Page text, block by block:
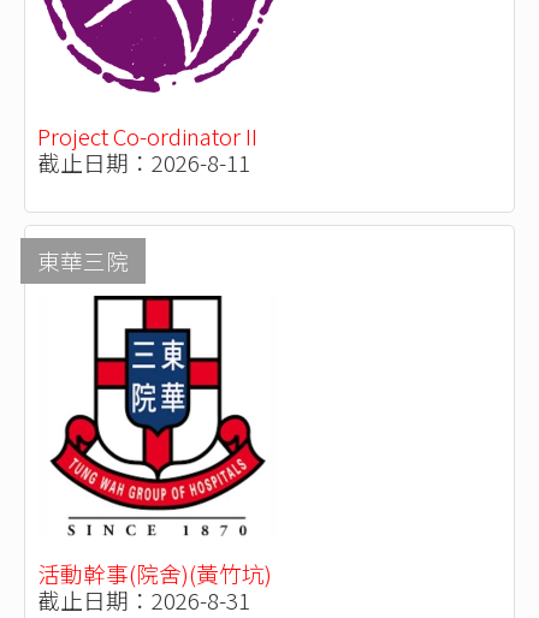
Project Co-ordinator II
截止日期：2026-8-11
東華三院
活動幹事(院舍)(黃竹坑)
截止日期：2026-8-31